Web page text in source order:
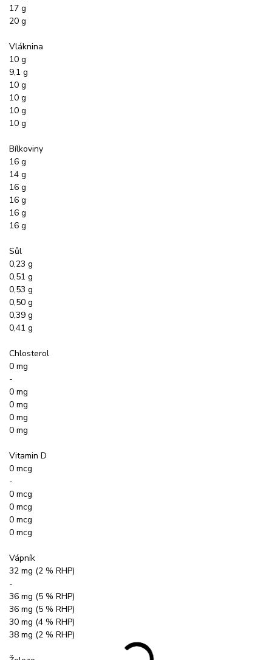
17 g
20 g
Vláknina
10 g
9,1 g
10 g
10 g
10 g
10 g
Bílkoviny
16 g
14 g
16 g
16 g
16 g
16 g
Sůl
0,23 g
0,51 g
0,53 g
0,50 g
0,39 g
0,41 g
Chlosterol
0 mg
-
0 mg
0 mg
0 mg
0 mg
Vitamin D
0 mcg
-
0 mcg
0 mcg
0 mcg
0 mcg
Vápník
32 mg (2 % RHP)
-
36 mg (5 % RHP)
36 mg (5 % RHP)
30 mg (4 % RHP)
38 mg (2 % RHP)